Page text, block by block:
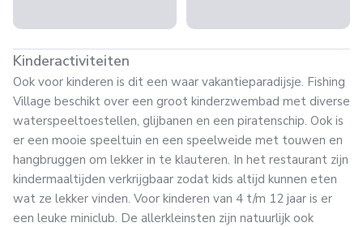
Kinderactiviteiten
Ook voor kinderen is dit een waar vakantieparadijsje. Fishing
Village beschikt over een groot kinderzwembad met diverse
waterspeeltoestellen, glijbanen en een piratenschip. Ook is
er een mooie speeltuin en een speelweide met touwen en
hangbruggen om lekker in te klauteren. In het restaurant zijn
kindermaaltijden verkrijgbaar zodat kids altijd kunnen eten
wat ze lekker vinden. Voor kinderen van 4 t/m 12 jaar is er
een leuke miniclub. De allerkleinsten zijn natuurlijk ook